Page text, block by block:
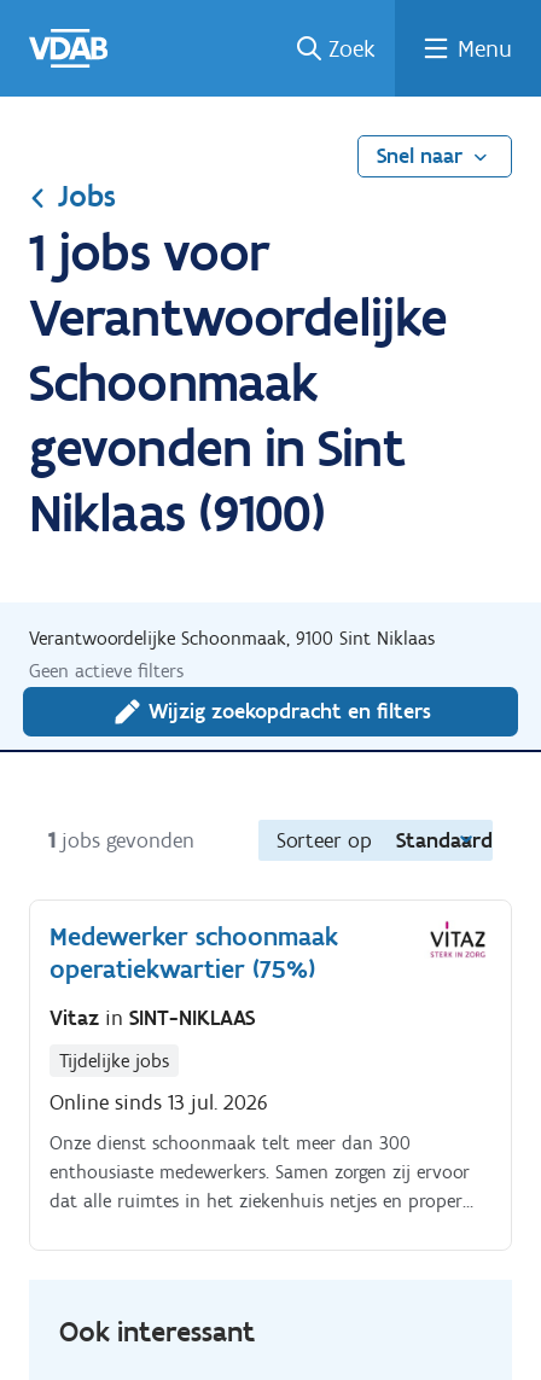
naar
een
een
job
naar
Zoek Menu
Snel naar
Jobs
1 jobs voor
Verantwoordelijke
Schoonmaak
gevonden in Sint
Niklaas (9100)
Verantwoordelijke Schoonmaak, 9100 Sint Niklaas
Geen actieve filters
Wijzig zoekopdracht en filters
1 jobs gevonden Sorteer op Standaard
Medewerker schoonmaak
operatiekwartier (75%)
Vitaz in SINT-NIKLAAS
Tijdelijke jobs
Online sinds 13 jul. 2026
Onze dienst schoonmaak telt meer dan 300
enthousiaste medewerkers. Samen zorgen zij ervoor
dat alle ruimtes in het ziekenhuis netjes en proper
Ook interessant